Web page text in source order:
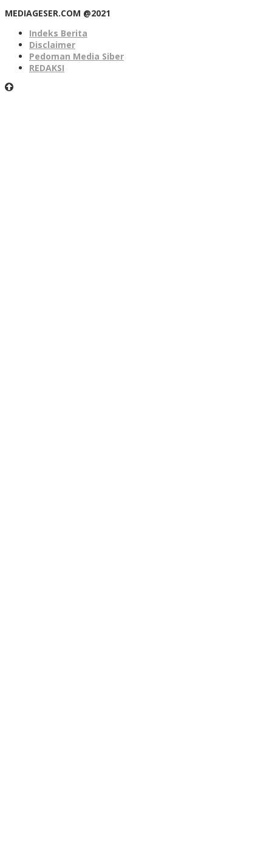
MEDIAGESER.COM @2021
Indeks Berita
Disclaimer
Pedoman Media Siber
REDAKSI